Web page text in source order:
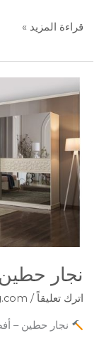
قراءة المزيد »
نجار حطين
اترك تعليقاً /
نجار حطين –
نجار